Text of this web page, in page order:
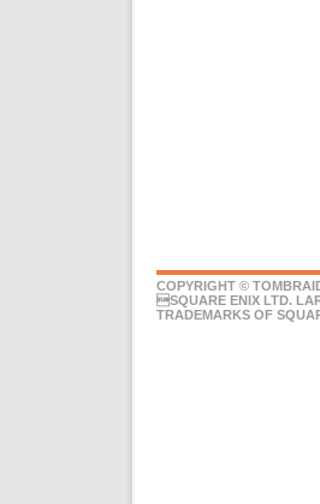
COPYRIGHT ©
SQUARE ENIX LTD.
TRADEMARKS OF